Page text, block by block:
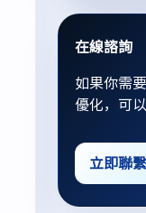
在線諮詢
如果你需
優化，可
立即聯繫